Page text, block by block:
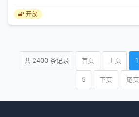
膳，...
开放
共 2400 条记录 首页 上页 1
5 下页 尾页